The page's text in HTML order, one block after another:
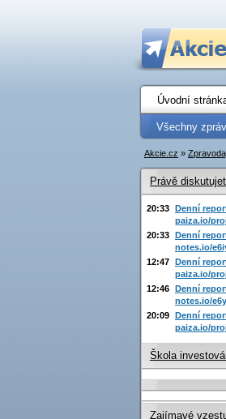
Úvodní
Všechny
Akcie.cz »
Právě
20:33 Denní
paiza.io/
20:33 Denní
notes.io/
12:47 Denní
paiza.io/
12:46 Denní
notes.io/
20:09 Denní
paiza.io/
Škola
Zajímavé